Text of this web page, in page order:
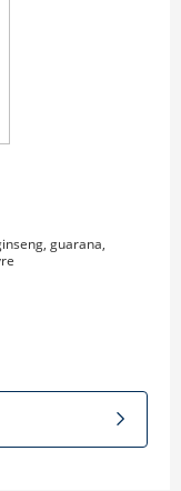
guarana,